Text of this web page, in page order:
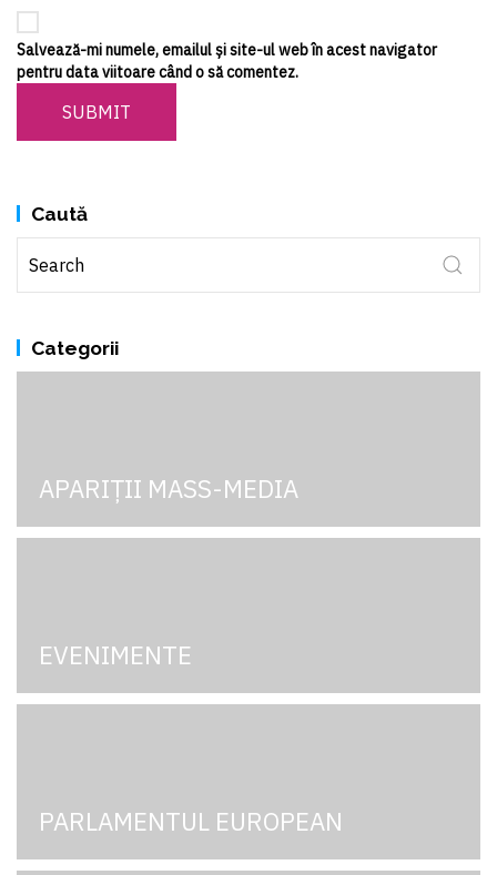
Salvează-mi numele, emailul și site-ul web în acest navigator
pentru data viitoare când o să comentez.
SUBMIT
Caută
Categorii
APARIȚII MASS-MEDIA
EVENIMENTE
PARLAMENTUL EUROPEAN